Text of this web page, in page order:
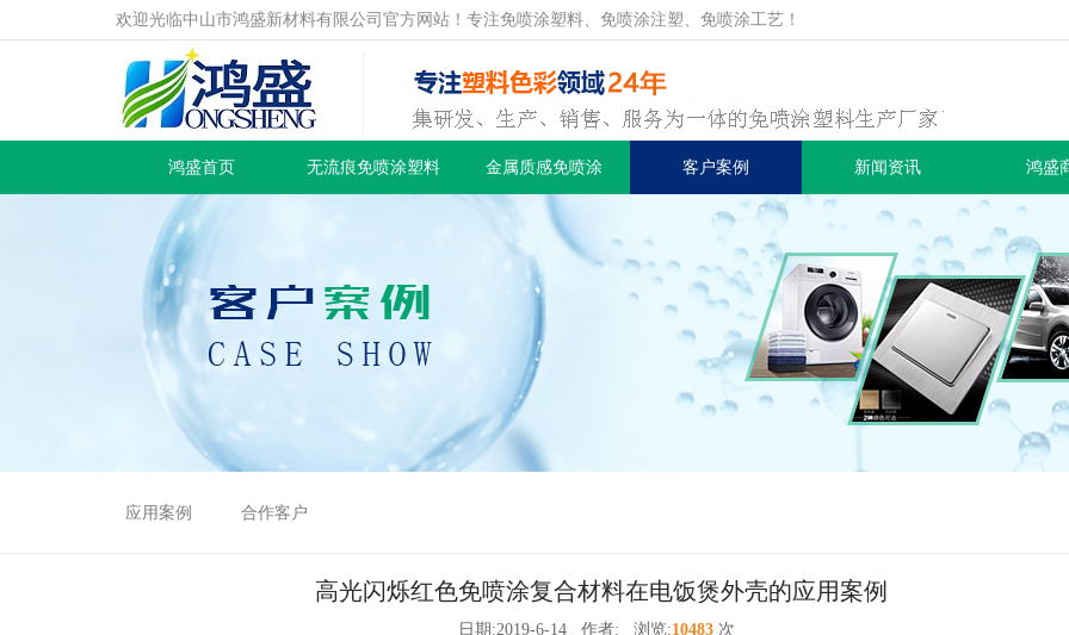
欢迎光临中山市鸿盛新材料有限公司官方网站！专注免喷涂塑料、免喷涂注塑、免喷涂工艺！
鸿盛首页 无流痕免喷涂塑料 金属质感免喷涂 客户案例 新闻资讯 鸿盛
应用案例 合作客户
高光闪烁红色免喷涂复合材料在电饭煲外壳的应用案例
日期:2019-6-14 作者: 浏览:10483 次